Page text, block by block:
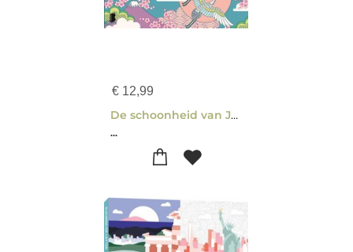
€ 12,99
De schoonheid van Japan
...